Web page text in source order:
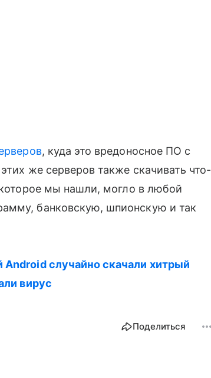
, куда это вредоносное ПО с
же серверов также скачивать что-
мы нашли, могло в любой
банковскую, шпионскую и так
случайно скачали хитрый
вирус
Поделиться